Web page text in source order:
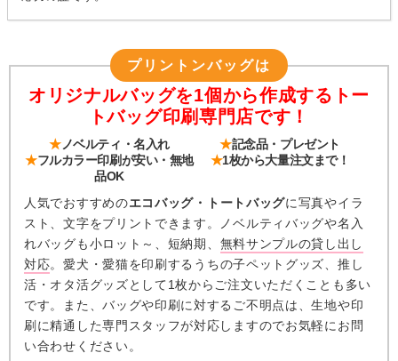
プリントンバッグは
オリジナルバッグを1個から作成するトー
トバッグ印刷専門店です！
★ノベルティ・名入れ ★記念品・プレゼント
★フルカラー印刷が安い・無地
品OK
★1枚から大量注文まで！
人気でおすすめのエコバッグ・トートバッグに写真やイラ
スト、文字をプリントできます。ノベルティバッグや名入
れバッグも小ロット～、短納期、 無料サンプルの貸し出し
対応。愛犬・愛猫を印刷するうちの子ペットグッズ、推し
活・オタ活グッズとして1枚からご注文いただくことも多い
です。また、バッグや印刷に対するご不明点は、生地や印
刷に精通した専門スタッフが対応しますのでお気軽にお問
い合わせください。